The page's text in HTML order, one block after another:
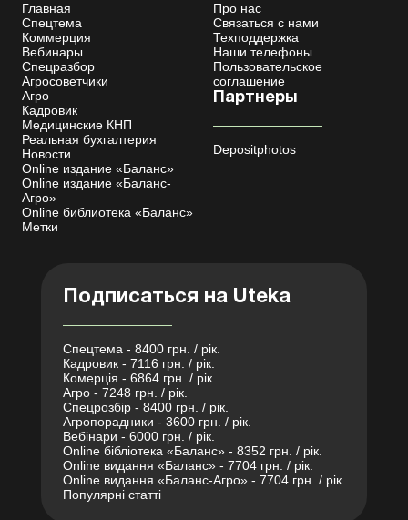
Главная
Спецтема
Коммерция
Вебинары
Спецразбор
Агросоветчики
Агро
Кадровик
Медицинские КНП
Реальная бухгалтерия
Новости
Online издание «Баланс»
Online издание «Баланс-
Агро»
Online библиотека «Баланс»
Метки
Про нас
Связаться с нами
Техподдержка
Наши телефоны
Пользовательское
соглашение
Партнеры
Depositphotos
Подписаться на Uteka
Спецтема - 8400 грн. / рік.
Кадровик - 7116 грн. / рік.
Комерція - 6864 грн. / рік.
Агро - 7248 грн. / рік.
Спецрозбір - 8400 грн. / рік.
Агропорадники - 3600 грн. / рік.
Вебінари - 6000 грн. / рік.
Online бібліотека «Баланс» - 8352 грн. / рік.
Online видання «Баланс» - 7704 грн. / рік.
Online видання «Баланс-Агро» - 7704 грн. / рік.
Популярні статті